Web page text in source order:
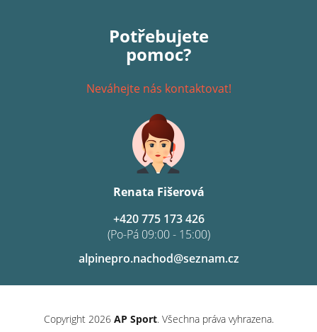
Potřebujete
pomoc?
Neváhejte nás kontaktovat!
Renata Fišerová
alpinepro.nachod@seznam.cz
+420 775 173 426
(Po-Pá 09:00 - 15:00)
Copyright 2026 AP Sport. Všechna práva vyhrazena.